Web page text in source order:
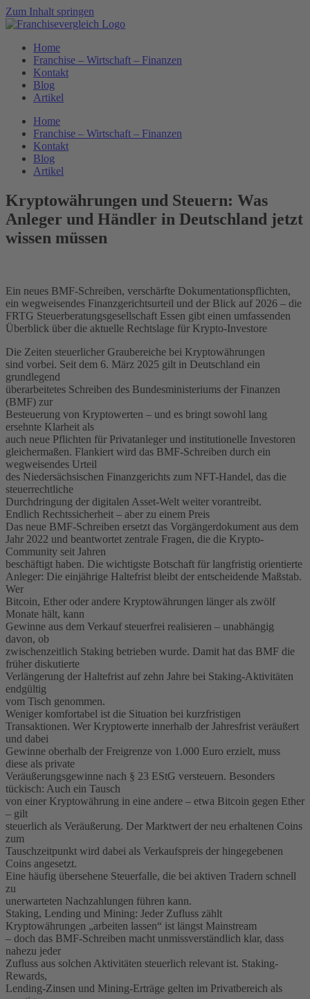
Zum Inhalt springen
Home
Franchise – Wirtschaft – Finanzen
Kontakt
Blog
Artikel
Home
Franchise – Wirtschaft – Finanzen
Kontakt
Blog
Artikel
Kryptowährungen und Steuern: Was
Anleger und Händler in Deutschland jetzt
wissen müssen
Ein neues BMF-Schreiben, verschärfte Dokumentationspflichten,
ein wegweisendes Finanzgerichtsurteil und der Blick auf 2026 – die
FRTG Steuerberatungsgesellschaft Essen gibt einen umfassenden
Überblick über die aktuelle Rechtslage für Krypto-Investore
Die Zeiten steuerlicher Graubereiche bei Kryptowährungen
sind vorbei. Seit dem 6. März 2025 gilt in Deutschland ein
grundlegend
überarbeitetes Schreiben des Bundesministeriums der Finanzen
(BMF) zur
Besteuerung von Kryptowerten – und es bringt sowohl lang
ersehnte Klarheit als
auch neue Pflichten für Privatanleger und institutionelle Investoren
gleichermaßen. Flankiert wird das BMF-Schreiben durch ein
wegweisendes Urteil
des Niedersächsischen Finanzgerichts zum NFT-Handel, das die
steuerrechtliche
Durchdringung der digitalen Asset-Welt weiter vorantreibt.
Endlich Rechtssicherheit – aber zu einem Preis
Das neue BMF-Schreiben ersetzt das Vorgängerdokument aus dem
Jahr 2022 und beantwortet zentrale Fragen, die die Krypto-
Community seit Jahren
beschäftigt haben. Die wichtigste Botschaft für langfristig orientierte
Anleger: Die einjährige Haltefrist bleibt der entscheidende Maßstab.
Wer
Bitcoin, Ether oder andere Kryptowährungen länger als zwölf
Monate hält, kann
Gewinne aus dem Verkauf steuerfrei realisieren – unabhängig
davon, ob
zwischenzeitlich Staking betrieben wurde. Damit hat das BMF die
früher diskutierte
Verlängerung der Haltefrist auf zehn Jahre bei Staking-Aktivitäten
endgültig
vom Tisch genommen.
Weniger komfortabel ist die Situation bei kurzfristigen
Transaktionen. Wer Kryptowerte innerhalb der Jahresfrist veräußert
und dabei
Gewinne oberhalb der Freigrenze von 1.000 Euro erzielt, muss
diese als private
Veräußerungsgewinne nach § 23 EStG versteuern. Besonders
tückisch: Auch ein Tausch
von einer Kryptowährung in eine andere – etwa Bitcoin gegen Ether
– gilt
steuerlich als Veräußerung. Der Marktwert der neu erhaltenen Coins
zum
Tauschzeitpunkt wird dabei als Verkaufspreis der hingegebenen
Coins angesetzt.
Eine häufig übersehene Steuerfalle, die bei aktiven Tradern schnell
zu
unerwarteten Nachzahlungen führen kann.
Staking, Lending und Mining: Jeder Zufluss zählt
Kryptowährungen „arbeiten lassen“ ist längst Mainstream
– doch das BMF-Schreiben macht unmissverständlich klar, dass
nahezu jeder
Zufluss aus solchen Aktivitäten steuerlich relevant ist. Staking-
Rewards,
Lending-Zinsen und Mining-Erträge gelten im Privatbereich als